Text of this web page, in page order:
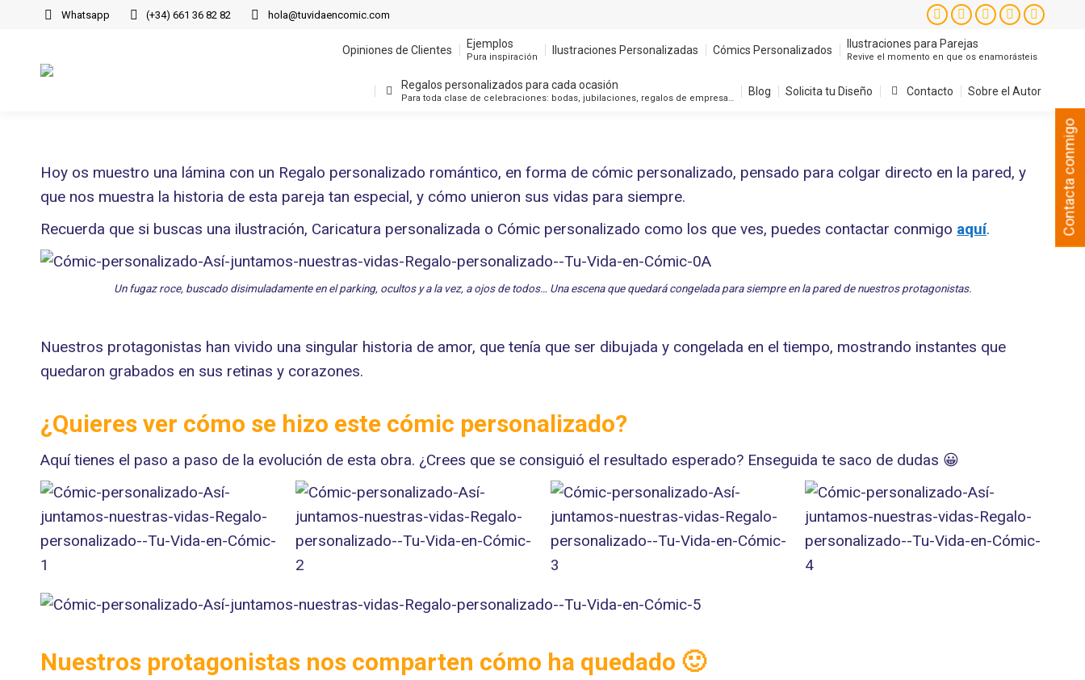
Whatsapp (+34) 661 36 82 82 hola@tuvidaencomic.com
Instagram
page
opens
in
Facebook
page
opens
in
X
opens
in
YouTube
opens
in
opens
in
new
window
Opiniones de Clientes Ejemplos
Pura inspiración
Ilustraciones Personalizadas Cómics Personalizados Ilustraciones para Parejas
Revive el momento en que os enamorásteis
Regalos personalizados para cada ocasión
Para toda clase de celebraciones: bodas, jubilaciones, regalos de empresa…
Blog Solicita tu Diseño Contacto Sobre el Autor
Hoy os muestro una lámina con un Regalo personalizado romántico, en forma de cómic personalizado, pensado para colgar directo en la pared, y
que nos muestra la historia de esta pareja tan especial, y cómo unieron sus vidas para siempre.
Recuerda que si buscas una ilustración, Caricatura personalizada o Cómic personalizado como los que ves, puedes contactar conmigo aquí.
Un fugaz roce, buscado disimuladamente en el parking, ocultos y a la vez, a ojos de todos… Una escena que quedará congelada para siempre en la pared de nuestros protagonistas.
Nuestros protagonistas han vivido una singular historia de amor, que tenía que ser dibujada y congelada en el tiempo, mostrando instantes que
quedaron grabados en sus retinas y corazones.
¿Quieres ver cómo se hizo este cómic personalizado?
Aquí tienes el paso a paso de la evolución de esta obra. ¿Crees que se consiguió el resultado esperado? Enseguida te saco de dudas 😀
Nuestros protagonistas nos comparten cómo ha quedado 🙂
Contacta conmigo
Opiniones de Clientes Ilustraciones para Parejas
Revive el momento en que os enamorásteis
Regalos personalizados para cada ocasión Solicita tu Diseño Contacto Sobre el Autor